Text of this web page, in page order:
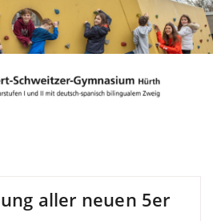
aller neuen 5er